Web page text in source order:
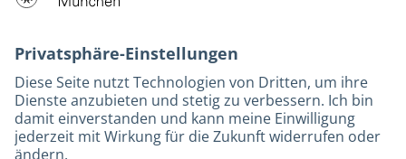
Bürgerservice
Rechtliches und Kontakt
Barrierefreiheit